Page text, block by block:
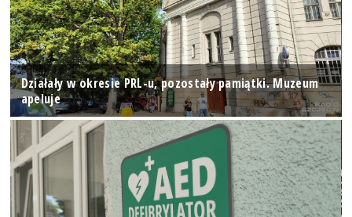
Działały w okresie PRL-u, pozostały pamiątki. Muzeum
apeluje